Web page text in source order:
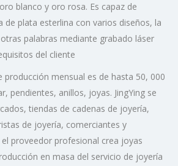
blanco y oro rosa. Es capaz de
de plata esterlina con varios diseños, la
palabras mediante grabado láser
del cliente
producción mensual es de hasta 50, 000
pendientes, anillos, joyas. JingYing se
tiendas de cadenas de joyería,
de joyería, comerciantes y
proveedor profesional crea joyas
en masa del servicio de joyería